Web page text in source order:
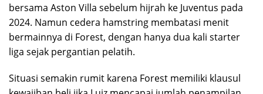
bersama Aston Villa sebelum hijrah ke Juventus pada
2024. Namun cedera hamstring membatasi menit
bermainnya di Forest, dengan hanya dua kali starter
liga sejak pergantian pelatih.
Situasi semakin rumit karena Forest memiliki klausul